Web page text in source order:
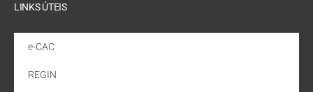
LINKS ÚTEIS
e-CAC
REGIN